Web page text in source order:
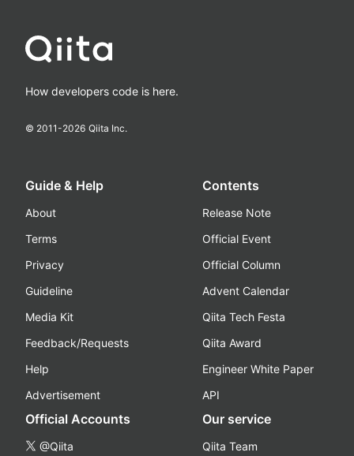
How developers code is here.
© 2011-2026 Qiita Inc.
Guide & Help
About
Terms
Privacy
Guideline
Media Kit
Feedback/Requests
Help
Advertisement
Contents
Release Note
Official Event
Official Column
Advent Calendar
Qiita Tech Festa
Qiita Award
Engineer White Paper
API
Official Accounts
@Qiita
Our service
Qiita Team